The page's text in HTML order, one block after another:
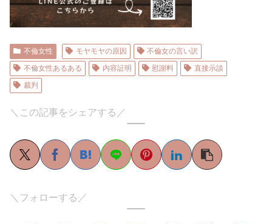
不倫女性 モヤモヤの原因
不倫女の言い訳
不倫女性あるある
内容証明 慰謝料
直接示談
裁判
＼この記事をシェアする／
＼フォローする／